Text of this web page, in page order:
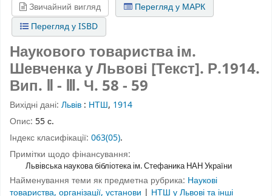
Звичайний вигляд
Перегляд у МАРК
Перегляд у ISBD
Наукового товариства ім.
Шевченка у Львові [Текст]. Р.1914.
Вип. Ⅱ - Ⅲ. Ч. 58 - 59
Вихідні дані: Львів : НТШ, 1914
Опис: 55 с.
Індекс класифікації: 063(05).
Примітки щодо фінансування:
Львівська наукова бібліотека ім. Стефаника НАН України
Найменування теми як предметна рубрика: Наукові
товариства, організації, установи | НТШ у Львові та інші